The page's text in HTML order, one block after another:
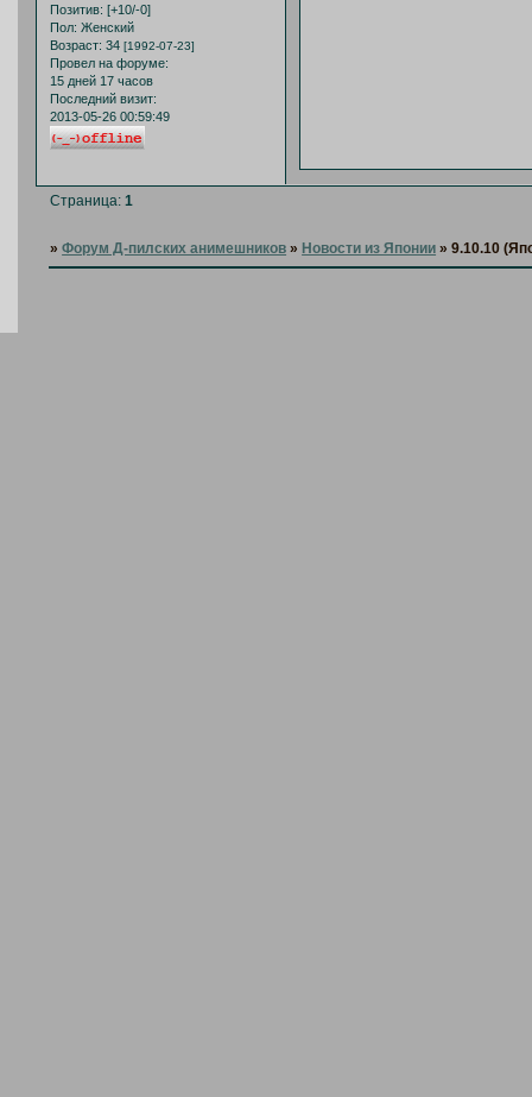
Позитив: [+10/-0]
Пол: Женский
Возраст: 34 [1992-07-23]
Провел на форуме:
15 дней 17 часов
Последний визит:
2013-05-26 00:59:49
Страница:1
»Форум Д-пилских анимешников » Новости из Японии »9.10.10